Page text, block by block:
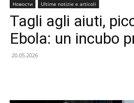
Новости Ultime notizie e articoli
Tagli agli aiuti,
Ebola: un incubo
20.05.2026